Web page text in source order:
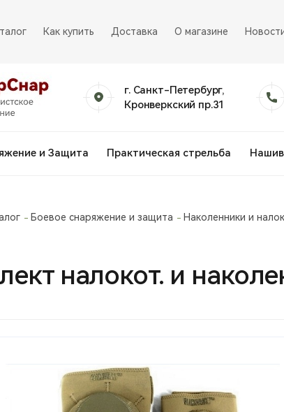
Как купить Доставка О магазине
г. Санкт-Петербург,
Кронверкский пр.31
и Защита Практическая стрельба
Боевое снаряжение и защита Наколенники и
налокот. и